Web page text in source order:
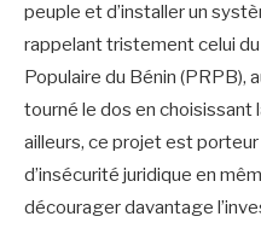
peuple et d’installer un
rappelant tristement celui
Populaire du Bénin (PRPB),
tourné le dos en
ailleurs, ce projet est
d’insécurité juridique en
décourager davantage